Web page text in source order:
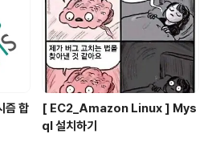
용자가 아이디 또는 비밀
을 마주했다고 했을때 ..
즘 합
[ EC2_Amazon Linux ] Mys
ql 설치하기